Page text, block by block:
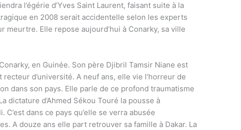
l’égérie d’Yves Saint Laurent, faisant suite à la
en 2008 serait accidentelle selon les experts
meurtre. Elle repose aujourd’hui à Conarky, sa ville
en Guinée. Son père Djibril Tamsir Niane est
d’université. A neuf ans, elle vie l’horreur de
dans son pays. Elle parle de ce profond traumatisme
dictature d’Ahmed Sékou Touré la pousse à
C’est dans ce pays qu’elle se verra abusée
A douze ans elle part retrouver sa famille à Dakar. La